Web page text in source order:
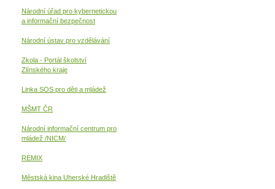
Národní úřad pro kybernetickou
a informační bezpečnost
Národní ústav pro vzdělávání
Zkola - Portál školství
Zlínského kraje
Linka SOS pro děti a mládež
MŠMT ČR
Národní informační centrum pro
mládež /NICM/
REMIX
Městská kina Uherské Hradiště